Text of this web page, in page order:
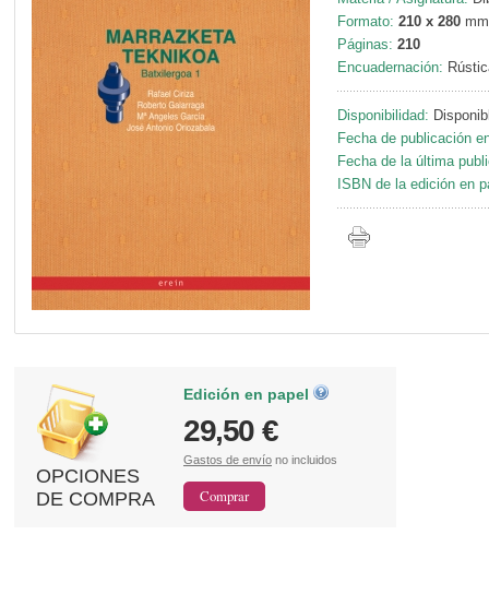
Formato: 210 x 280 mm
Páginas: 210
Encuadernación:
Disponibilidad:
Fecha de publicación
Fecha de la última
ISBN de la edición en
OPCIONES
DE COMPRA
Edición en papel
29,50 €
Gastos de envío no incluidos